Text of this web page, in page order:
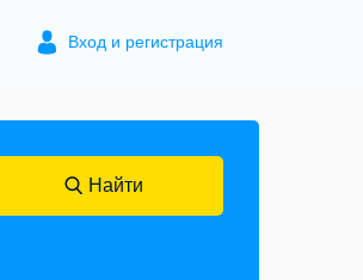
Вход и регистрация
Найти